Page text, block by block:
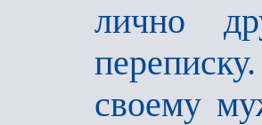
лично
своему